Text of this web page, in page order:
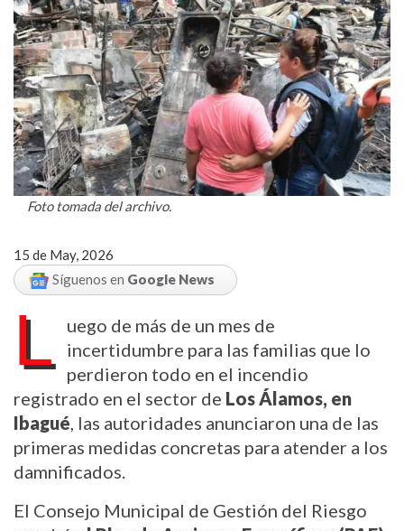
Foto tomada del archivo.
15 de May, 2026
Síguenos en Google News
L
uego de más de un mes de
incertidumbre para las familias que lo
perdieron todo en el incendio
registrado en el sector de Los Álamos, en
Ibagué , las autoridades anunciaron una de las
primeras medidas concretas para atender a los
damnificados.
El Consejo Municipal de Gestión del Riesgo